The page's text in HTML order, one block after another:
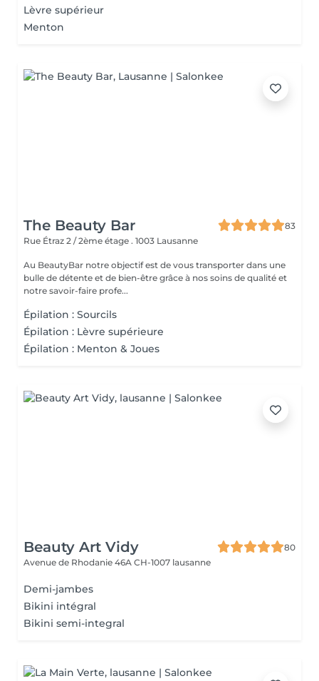
Lèvre supérieur
Menton
The Beauty Bar
83
Rue Étraz 2 / 2ème étage . 1003 Lausanne
Au BeautyBar notre objectif est de vous transporter dans une
bulle de détente et de bien-être grâce à nos soins de qualité et
notre savoir-faire profe...
Épilation : Sourcils
Épilation : Lèvre supérieure
Épilation : Menton & Joues
Beauty Art Vidy
80
Avenue de Rhodanie 46A CH-1007 lausanne
Demi-jambes
Bikini intégral
Bikini semi-integral